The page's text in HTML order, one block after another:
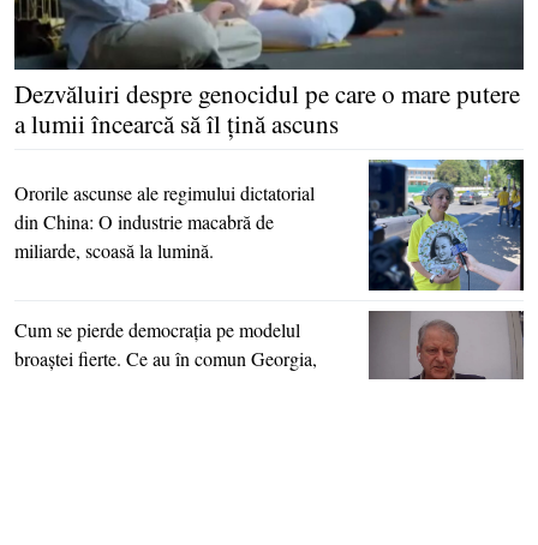
Dezvăluiri despre genocidul pe care o mare putere
a lumii încearcă să îl ţină ascuns
Ororile ascunse ale regimului dictatorial
din China: O industrie macabră de
miliarde, scoasă la lumină.
Cum se pierde democraţia pe modelul
broaştei fierte. Ce au în comun Georgia,